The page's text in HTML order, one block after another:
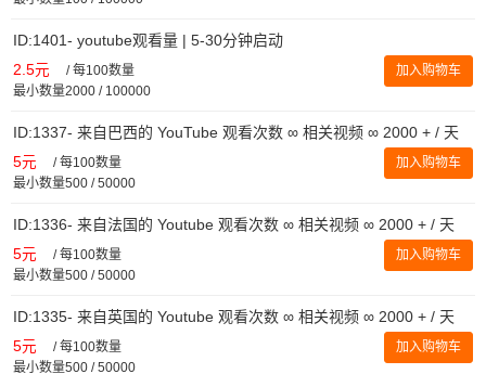
ID:1401- youtube观看量 | 5-30分钟启动
2.5元 /每100数量
最小数量2000 / 100000
加入购物车
ID:1337- 来自巴西的 YouTube 观看次数 ∞ 相关视频 ∞ 2000 + / 天
5元 /每100数量
最小数量500 / 50000
加入购物车
ID:1336- 来自法国的 Youtube 观看次数 ∞ 相关视频 ∞ 2000 + / 天
5元 /每100数量
最小数量500 / 50000
加入购物车
ID:1335- 来自英国的 Youtube 观看次数 ∞ 相关视频 ∞ 2000 + / 天
5元 /每100数量
最小数量500 / 50000
加入购物车